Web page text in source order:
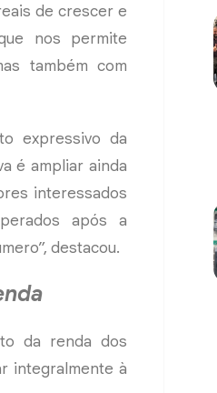
de crescer e
nos permite
também com
expressivo da
é ampliar ainda
interessados
após a
destacou.
da renda dos
integralmente à